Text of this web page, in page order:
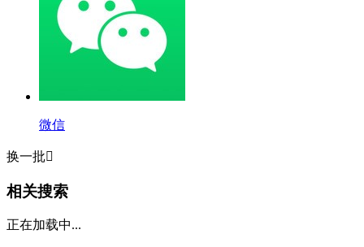
微信
换一批
相关搜索
正在加载中...